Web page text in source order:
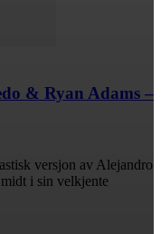
& Ryan Adams –
versjon av Alejandro
i sin velkjente